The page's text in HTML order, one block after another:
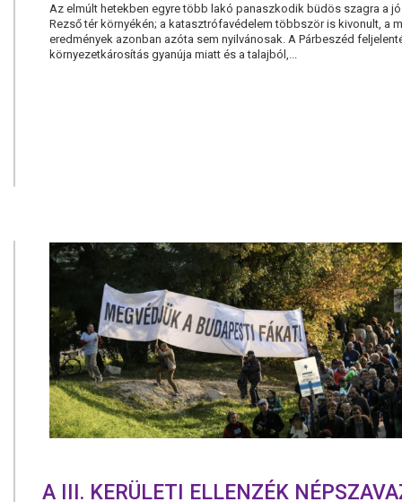
Az elmúlt hetekben egyre több lakó panaszkodik büdös szagra a
Rezső tér környékén; a katasztrófavédelem többször is kivonult, a
eredmények azonban azóta sem nyilvánosak. A Párbeszéd
környezetkárosítás gyanúja miatt és a talajból,...
A III. KERÜLETI ELLENZÉK